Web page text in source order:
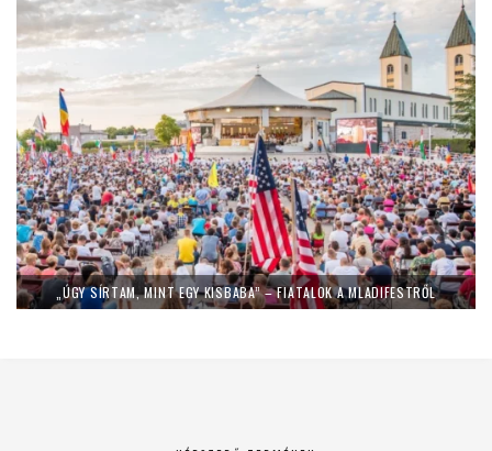
„ÚGY SÍRTAM, MINT EGY KISBABA” – FIATALOK A MLADIFESTRŐL